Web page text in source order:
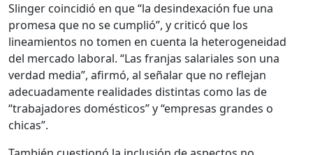
Slinger coincidió en que “la desindexación fue una
promesa que no se cumplió”, y criticó que los
lineamientos no tomen en cuenta la heterogeneidad
del mercado laboral. “Las franjas salariales son una
verdad media”, afirmó, al señalar que no reflejan
adecuadamente realidades distintas como las de
“trabajadores domésticos” y “empresas grandes o
chicas”.